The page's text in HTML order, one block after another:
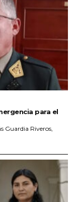
para el
Guardia Riveros,